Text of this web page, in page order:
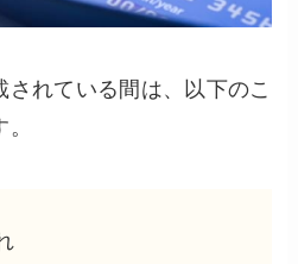
れている間は、以下のこ